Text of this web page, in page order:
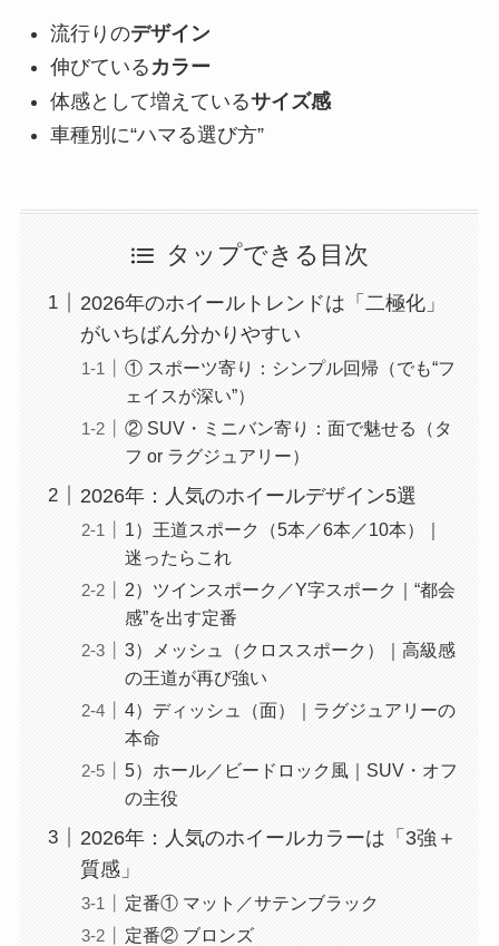
流行りのデザイン
伸びている カラー
体感として増えているサイズ感
車種別に“ハマる選び方”
タップできる目次
2026年のホイールトレンドは「二極化」
がいちばん分かりやすい
① スポーツ寄り：シンプル回帰（でも“フ
ェイスが深い”）
② SUV・ミニバン寄り：面で魅せる（タ
フ or ラグジュアリー）
2026年：人気のホイールデザイン5選
1）王道スポーク（5本／6本／10本）｜
迷ったらこれ
2）ツインスポーク／Y字スポーク｜“都会
感”を出す定番
3）メッシュ（クロススポーク）｜高級感
の王道が再び強い
4）ディッシュ（面）｜ラグジュアリーの
本命
5）ホール／ビードロック風｜SUV・オフ
の主役
2026年：人気のホイールカラーは「3強＋
質感」
定番① マット／サテンブラック
定番② ブロンズ